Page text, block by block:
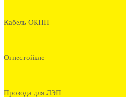
Кабель ОКНН
Огнестойкие
Провода для ЛЭП